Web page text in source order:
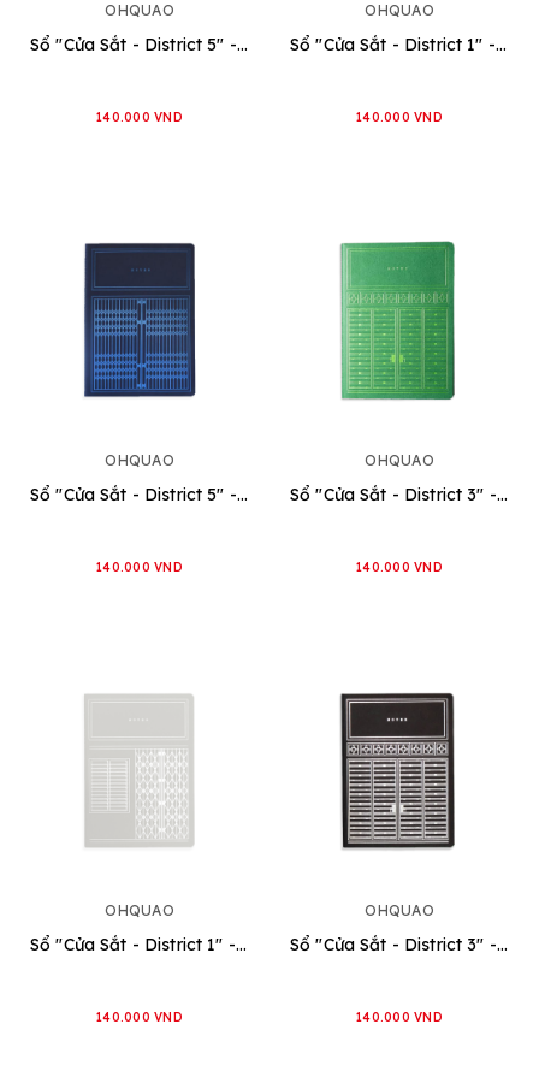
OHQUAO
Sổ "Cửa Sắt - District 5" - Hồng
140.000 VND
OHQUAO
Sổ "Cửa Sắt - District 1" - Vàng
140.000 VND
OHQUAO
Sổ "Cửa Sắt - District 5" - Xanh Navy
140.000 VND
OHQUAO
Sổ "Cửa Sắt - District 3" - Xanh Lá
140.000 VND
OHQUAO
Sổ "Cửa Sắt - District 1" - Xám
140.000 VND
OHQUAO
Sổ "Cửa Sắt - District 3" - Đen
140.000 VND